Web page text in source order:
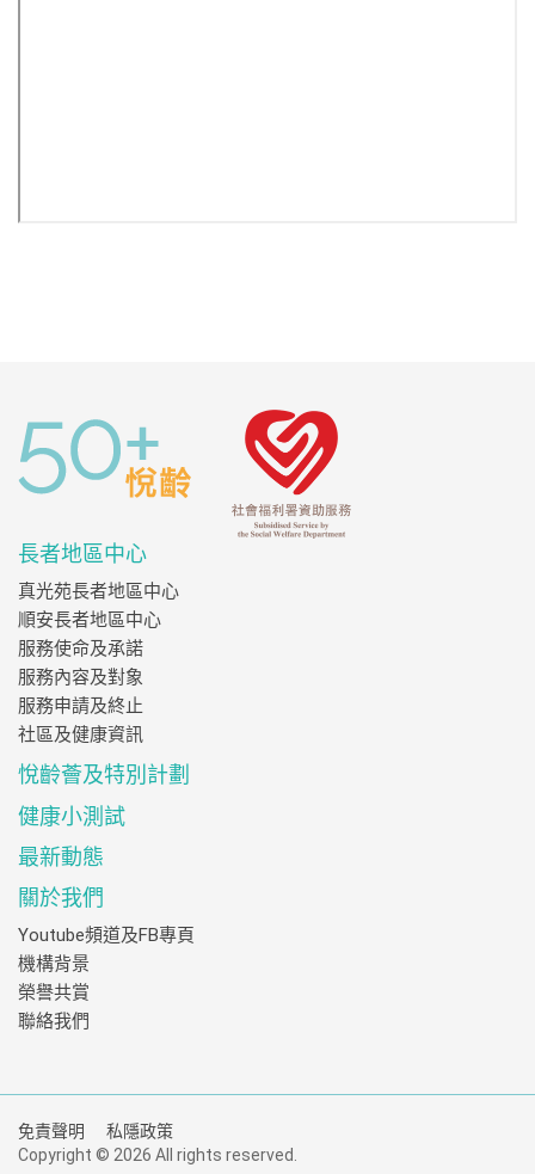
長者地區中心
真光苑長者地區中心
順安長者地區中心
服務使命及承諾
服務內容及對象
服務申請及終止
社區及健康資訊
悅齡薈及特別計劃
健康小測試
最新動態
關於我們
Youtube頻道及FB專頁
機構背景
榮譽共賞
聯絡我們
免責聲明
私隱政策
Copyright © 2026 All rights reserved.